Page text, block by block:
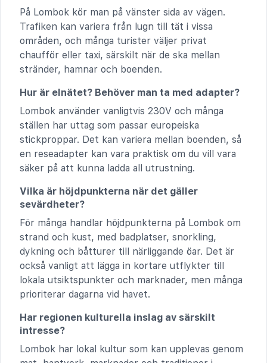
På Lombok kör man på vänster sida av vägen.
Trafiken kan variera från lugn till tät i vissa
områden, och många turister väljer privat
chaufför eller taxi, särskilt när de ska mellan
stränder, hamnar och boenden.
Hur är elnätet? Behöver man ta med adapter?
Lombok använder vanligtvis 230V och många
ställen har uttag som passar europeiska
stickproppar. Det kan variera mellan boenden, så
en reseadapter kan vara praktisk om du vill vara
säker på att kunna ladda all utrustning.
Vilka är höjdpunkterna när det gäller
sevärdheter?
För många handlar höjdpunkterna på Lombok om
strand och kust, med badplatser, snorkling,
dykning och båtturer till närliggande öar. Det är
också vanligt att lägga in kortare utflykter till
lokala utsiktspunkter och marknader, men många
prioriterar dagarna vid havet.
Har regionen kulturella inslag av särskilt
intresse?
Lombok har lokal kultur som kan upplevas genom